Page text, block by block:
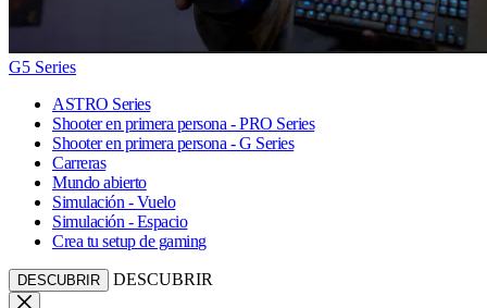
G5 Series
ASTRO Series
Shooter en primera persona - PRO Series
Shooter en primera persona - G Series
Carreras
Mundo abierto
Simulación - Vuelo
Simulación - Espacio
Crea tu setup de gaming
DESCUBRIR DESCUBRIR